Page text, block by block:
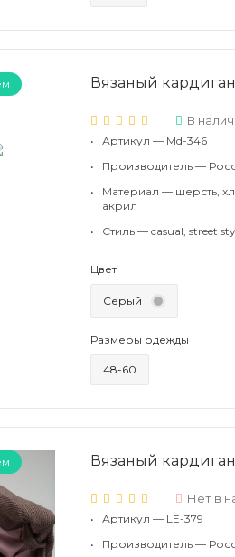
Вязаный
В
•
Артикул — Md-346
•
Производитель —
•
Материал — шерсть,
акрил
•
Стиль — casual, street
Цвет
Серый
Размеры одежды
48-60
Вязаный
Нет в
•
Артикул — LE-379
•
Производитель —